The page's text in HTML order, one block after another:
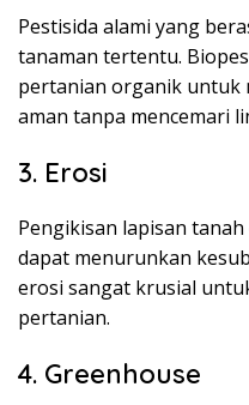
Pestisida alami yang
tanaman tertentu.
pertanian organik untuk
aman tanpa mencemari
3. Erosi
Pengikisan lapisan
dapat menurunkan
erosi sangat krusial
pertanian.
4. Greenhouse